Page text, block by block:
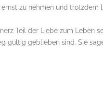
zu nehmen und trotzdem
Teil der Liebe zum Leben
gültig geblieben sind. Sie